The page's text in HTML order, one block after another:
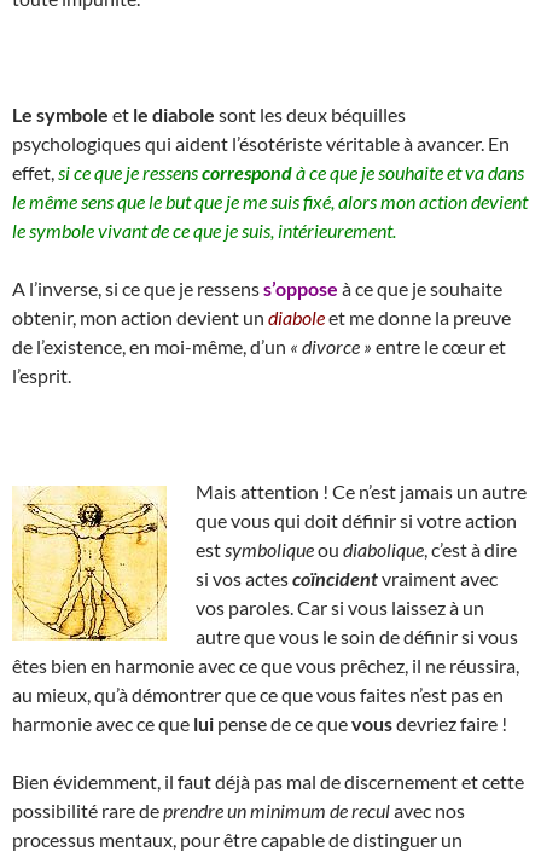
Le symbole et le diabole sont les deux béquilles
psychologiques qui aident l’ésotériste véritable à avancer. En
effet, si ce que je ressenscorrespondà ce que je souhaite et va dans
le même sens que le but que je me suis fixé, alors mon action devient
le symbole vivant de ce que je suis, intérieurement.
A l’inverse, si ce que je ressenss’oppose à ce que je souhaite
obtenir, mon action devient un diaboleet me donne la preuve
de l’existence, en moi-même, d’un « divorce » entre le cœur et
l’esprit.
Mais attention ! Ce n’est jamais un autre
que vous qui doit définir si votre action
est symboliqueou diabolique , c’est à dire
si vos actescoïncidentvraiment avec
vos paroles. Car si vous laissez à un
autre que vous le soin de définir si vous
êtes bien en harmonie avec ce que vous prêchez, il ne réussira,
au mieux, qu’à démontrer que ce que vous faites n’est pas en
harmonie avec ce que lui pense de ce quevousdevriez faire !
Bien évidemment, il faut déjà pas mal de discernement et cette
possibilité rare deprendre un minimum de reculavec nos
processus mentaux, pour être capable de distinguer un